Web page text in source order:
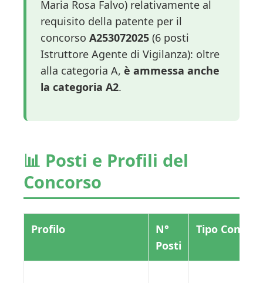
Maria Rosa Falvo) relativamente al
requisito della patente per il
concorso A253072025 (6 posti
Istruttore Agente di Vigilanza): oltre
alla categoria A, è ammessa anche
la categoria A2.
📊 Posti e Profili del
Concorso
Profilo
N°
Posti
Tipo